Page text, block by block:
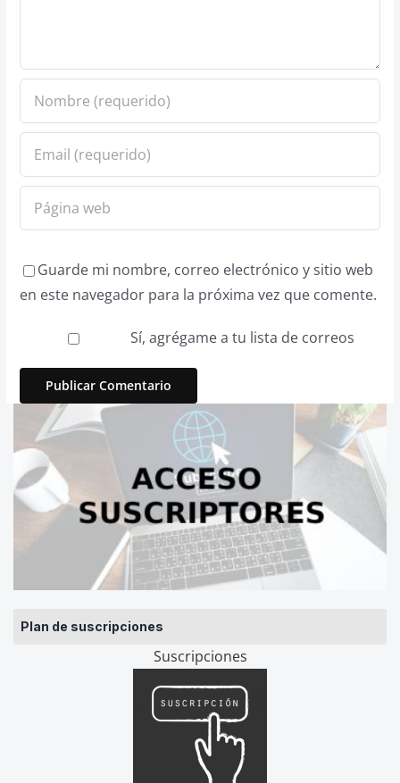
Plan de suscripciones
Suscripciones
Guarde mi nombre, correo electrónico y sitio web
en este navegador para la próxima vez que comente.
Sí, agrégame a tu lista de correos